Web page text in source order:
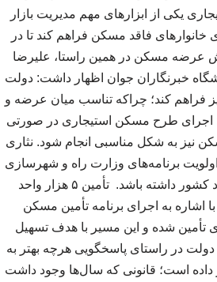
یکی از ابزارهای مهم مدیریت بازار
فاقد مسکن فراهم کند تا در
عرضه مسکن در همین راستا، علیرضا
خبرنگاران جوان اظهار داشت: دولت
فراهم کند؛ چراکه تناسب میان عرضه و
اجرای طرح مسکن استیجاری در صورتی
نیز به شکل مناسبی انجام شود. نثاری
برنامه‌های وزارت راه و شهرسازی
قرار گیرد و اجرای موفق این طرح می‌تواند آثار مثبتی بر بازار مسکن و اقتصاد کشور داشته باشد. تأمین ۵ هزار واحد
اشاره به اجرای برنامه تأمین مسکن
۵ هزار واحد مسکن استیجاری تأمین شده و این مسیر با هدف تسهیل
در راستای پاسخگویی هرچه بهتر به
داده است؛ قانونی که سال‌ها وجود داشت